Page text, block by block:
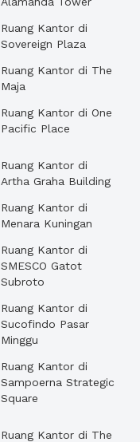
Ruang Kantor di
Sovereign Plaza
Ruang Kantor di The
Maja
Ruang Kantor di One
Pacific Place
Ruang Kantor di
Artha Graha Building
Ruang Kantor di
Menara Kuningan
Ruang Kantor di
SMESCO Gatot
Subroto
Ruang Kantor di
Sucofindo Pasar
Minggu
Ruang Kantor di
Sampoerna Strategic
Square
Ruang Kantor di The